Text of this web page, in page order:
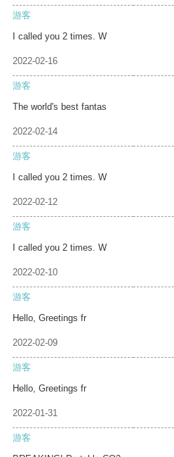
游客
I called you 2 times. W
2022-02-16
游客
The world's best fantas
2022-02-14
游客
I called you 2 times. W
2022-02-12
游客
I called you 2 times. W
2022-02-10
游客
Hello, Greetings fr
2022-02-09
游客
Hello, Greetings fr
2022-01-31
游客